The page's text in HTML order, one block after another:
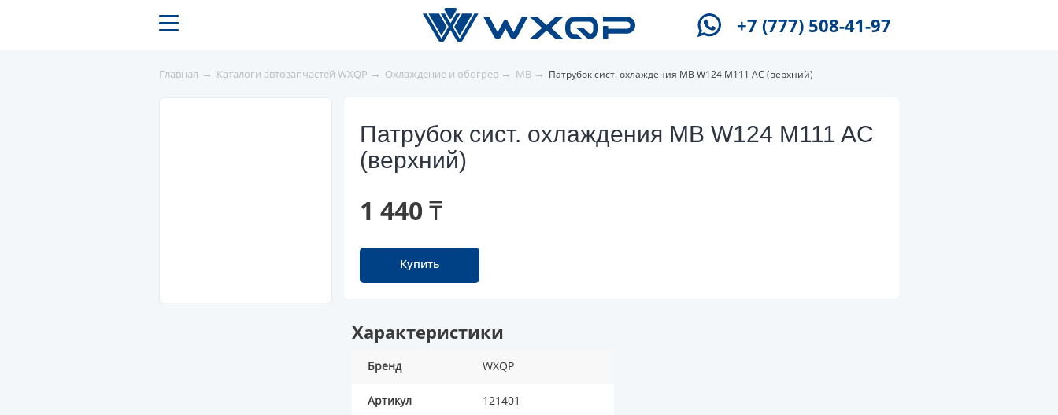
+7 (777) 508-41-97
Главная → Каталоги автозапчастей WXQP → Охлаждение и обогрев → MB → Патрубок сист. охлаждения MB W124 M111 AC (верхний)
Патрубок сист. охлаждения MB W124 M111 AC
(верхний)
1 440 ₸
Купить
Характеристики
Бренд WXQP
Артикул 121401